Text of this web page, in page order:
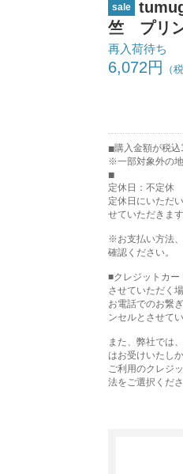
sale
竺 プリ
再入荷待ち
6,072円
購入金額が税
※一部対象外の地
定休日：不定休
定休日にいただ
せていただきます
※お支払い方法
確認ください。
■クレジットカー
させていただく
お電話でのお繋
ンセルとさせて
また、弊社では
はお受けいたしか
ご利用のクレジ
法をご選択くださ